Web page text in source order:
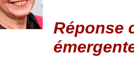
Réponse